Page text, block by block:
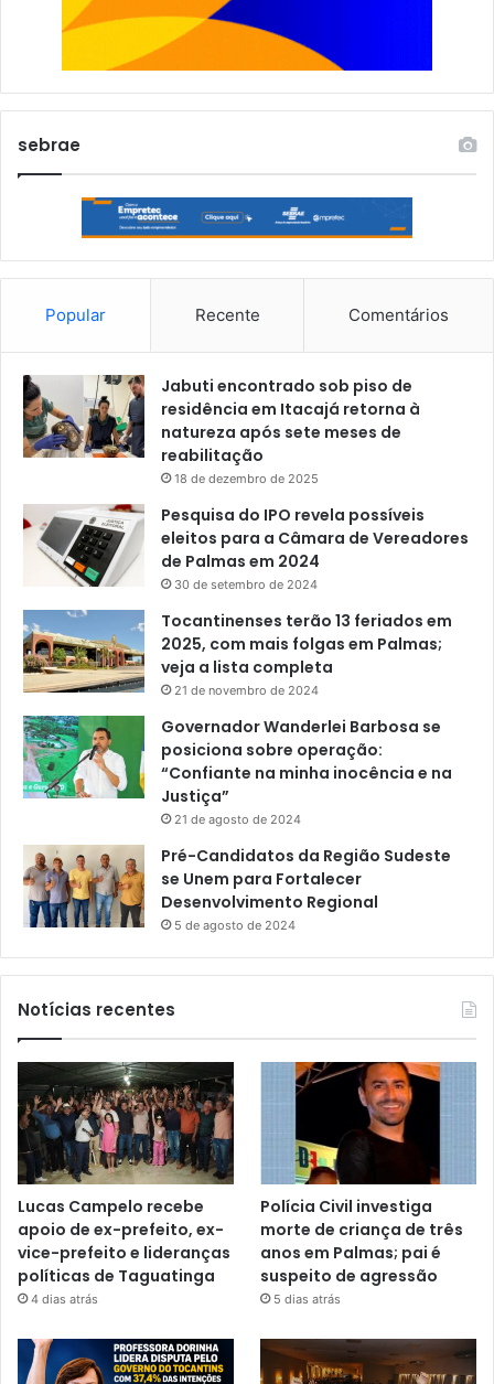
sebrae
Popular Recente Comentários
Jabuti encontrado sob piso de
residência em Itacajá retorna à
natureza após sete meses de
reabilitação
18 de dezembro de 2025
Pesquisa do IPO revela possíveis
eleitos para a Câmara de Vereadores
de Palmas em 2024
30 de setembro de 2024
Tocantinenses terão 13 feriados em
2025, com mais folgas em Palmas;
veja a lista completa
21 de novembro de 2024
Governador Wanderlei Barbosa se
posiciona sobre operação:
“Confiante na minha inocência e na
Justiça”
21 de agosto de 2024
Pré-Candidatos da Região Sudeste
se Unem para Fortalecer
Desenvolvimento Regional
5 de agosto de 2024
Notícias recentes
Lucas Campelo recebe
apoio de ex-prefeito, ex-
vice-prefeito e lideranças
políticas de Taguatinga
4 dias atrás
Polícia Civil investiga
morte de criança de três
anos em Palmas; pai é
suspeito de agressão
5 dias atrás